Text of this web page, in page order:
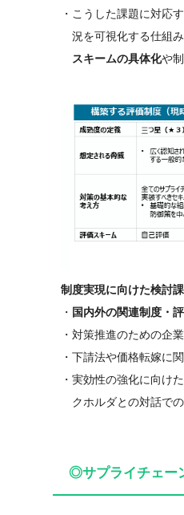
・こうした課題に対応
況を可視化する仕組
スキームの具体化や
制度実現に向けた検討課
・ 国内外の関連制度・
・対策推進のための企
・下請法や価格転嫁に
・実効性の強化に向け
クホルダとの対話での
◎サプライチェー